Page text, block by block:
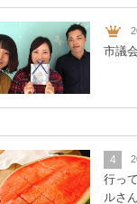
市議
4
行っ
ルさ